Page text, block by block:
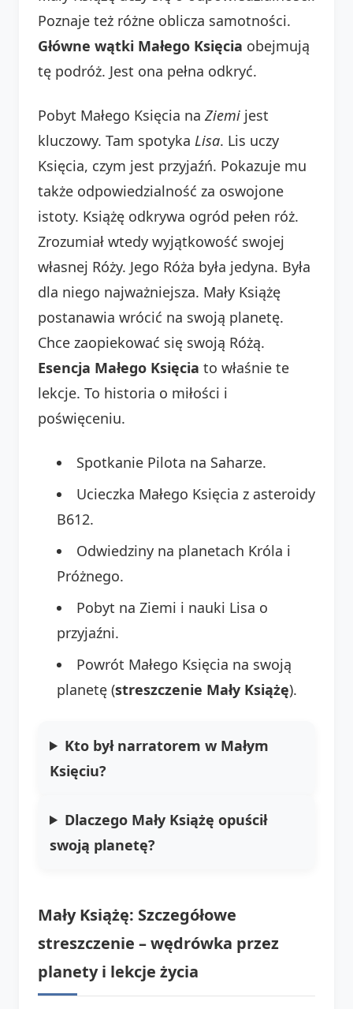
Poznaje też różne oblicza samotności.
Główne wątki Małego Księcia obejmują
tę podróż. Jest ona pełna odkryć.
Pobyt Małego Księcia na Ziemi jest
kluczowy. Tam spotyka Lisa. Lis uczy
Księcia, czym jest przyjaźń. Pokazuje mu
także odpowiedzialność za oswojone
istoty. Książę odkrywa ogród pełen róż.
Zrozumiał wtedy wyjątkowość swojej
własnej Róży. Jego Róża była jedyna. Była
dla niego najważniejsza. Mały Książę
postanawia wrócić na swoją planetę.
Chce zaopiekować się swoją Różą.
Esencja Małego Księcia to właśnie te
lekcje. To historia o miłości i
poświęceniu.
Spotkanie Pilota na Saharze.
Ucieczka Małego Księcia z asteroidy
B612.
Odwiedziny na planetach Króla i
Próżnego.
Pobyt na Ziemi i nauki Lisa o
przyjaźni.
Powrót Małego Księcia na swoją
planetę (streszczenie Mały Książę).
Kto był narratorem w Małym
Księciu?
Dlaczego Mały Książę opuścił
swoją planetę?
Mały Książę: Szczegółowe
streszczenie – wędrówka przez
planety i lekcje życia